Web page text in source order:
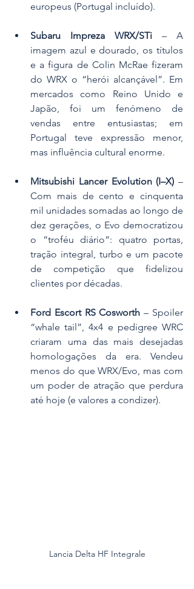
europeus (Portugal incluído).
Subaru Impreza WRX/STi – A
imagem azul e dourado, os títulos
e a figura de Colin McRae fizeram
do WRX o “herói alcançável”. Em
mercados como Reino Unido e
Japão, foi um fenómeno de
vendas entre entusiastas; em
Portugal teve expressão menor,
mas influência cultural enorme.
Mitsubishi Lancer Evolution (I–X) –
Com mais de cento e cinquenta
mil unidades somadas ao longo de
dez gerações, o Evo democratizou
o “troféu diário”: quatro portas,
tração integral, turbo e um pacote
de competição que fidelizou
clientes por décadas.
Ford Escort RS Cosworth – Spoiler
“whale tail”, 4x4 e pedigree WRC
criaram uma das mais desejadas
homologações da era. Vendeu
menos do que WRX/Evo, mas com
um poder de atração que perdura
até hoje (e valores a condizer).
Lancia Delta HF Integrale